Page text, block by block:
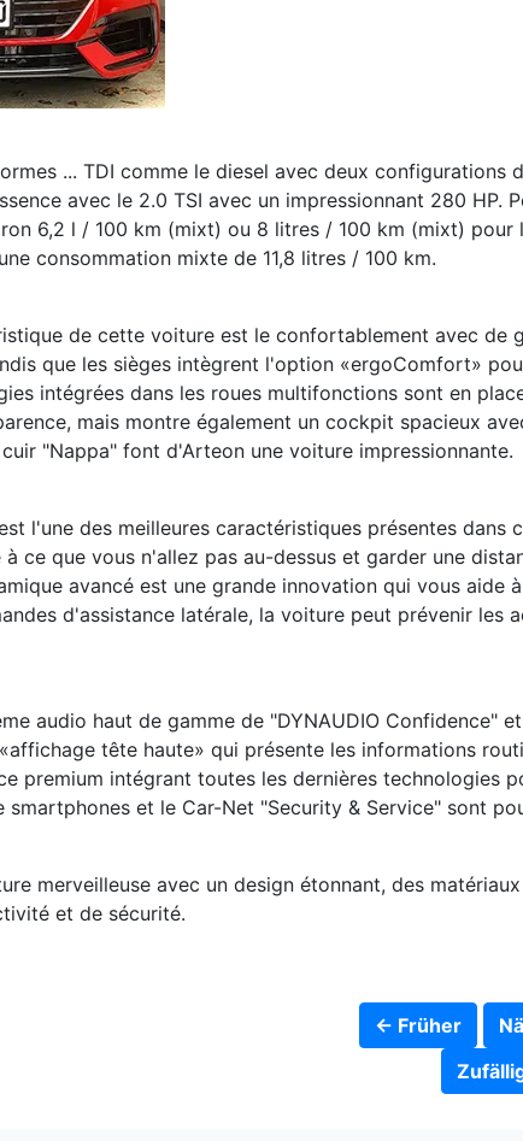
... TDI comme le diesel avec deux configurations
avec le 2.0 TSI avec un impressionnant 280 HP.
6,2 l / 100 km (mixt) ou 8 litres / 100 km (mixt)
consommation mixte de 11,8 litres / 100 km.
de cette voiture est le confortablement avec de
que les sièges intègrent l'option «ergoComfort»
intégrées dans les roues multifonctions sont en
mais montre également un cockpit spacieux
"Nappa" font d'Arteon une voiture impressionnante.
l'une des meilleures caractéristiques présentes
ce que vous n'allez pas au-dessus et garder une
avancé est une grande innovation qui vous aide
d'assistance latérale, la voiture peut prévenir les
audio haut de gamme de "DYNAUDIO Confidence"
tête haute» qui présente les informations
premium intégrant toutes les dernières technologies
et le Car-Net "Security & Service" sont
merveilleuse avec un design étonnant, des
et de sécurité.
← Früher